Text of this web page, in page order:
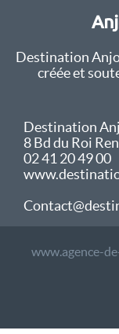
Destination
créée et
Destination
8 Bd du Roi
02 41 20 49 00
www.agence-